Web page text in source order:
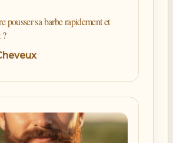
pousser sa barbe rapidement et